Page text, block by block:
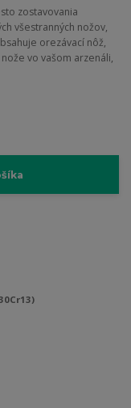
zostavovania
všestranných nožov,
orezávací nôž,
vo vašom arzenáli,